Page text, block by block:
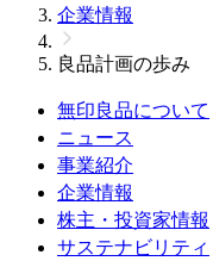
企業情報
良品計画の歩み
無印良品について
ニュース
事業紹介
企業情報
株主・投資家情報
サステナビリティ